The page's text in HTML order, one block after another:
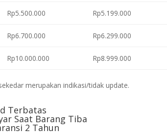
Rp5.500.000 Rp5.199.000
Rp6.700.000 Rp6.299.000
Rp10.000.000 Rp8.999.000
merupakan indikasi/tidak update.
Terbatas
Saat Barang Tiba
2 Tahun